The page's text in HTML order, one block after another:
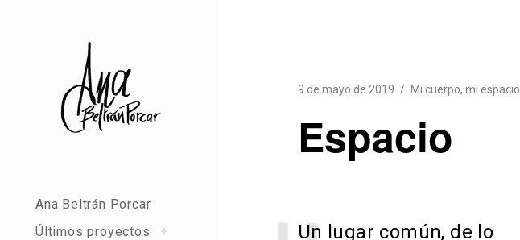
Ana Beltrán Porcar
Últimos proyectos
toggle
+
9 de mayo de 2019 Mi cuerpo, mi espacio
Espacio
Un lugar común, de lo